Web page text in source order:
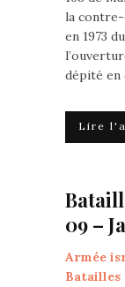
la contre-
en 1973
dépité en
Lire
09 –
Armée
Batailles